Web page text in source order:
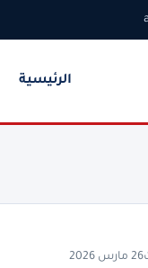
الرئيسية
26 مارس 2026